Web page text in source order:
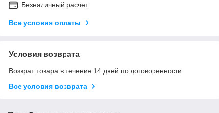
Безналичный расчет
Все условия оплаты
Условия возврата
Возврат товара в течение 14 дней по договоренности
Все условия возврата